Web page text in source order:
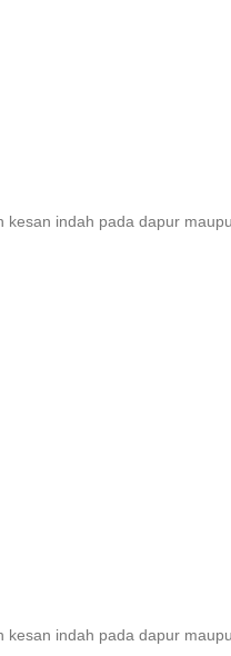
indah pada dapur
indah pada dapur